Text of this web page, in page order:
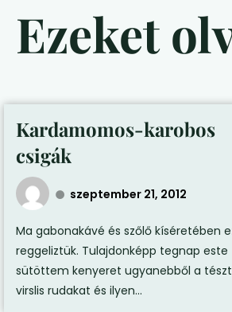
Ezeket
Kardamomos-karobos
csigák
szeptember 21, 2012
Ma gabonakávé és szőlő kíséretében
reggeliztük. Tulajdonképp tegnap este
sütöttem kenyeret ugyanebből a
virslis rudakat és ilyen...